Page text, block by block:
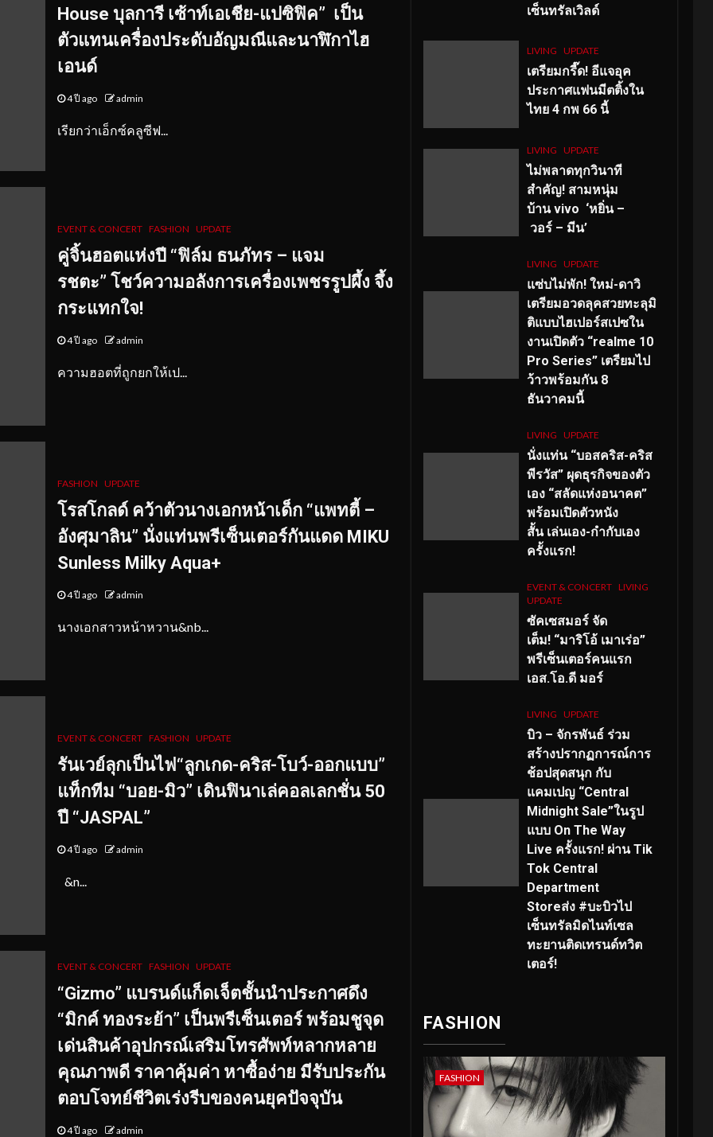
House บุลการี เซ้าท์เอเชีย-แปซิฟิค” เป็น
ตัวแทนเครื่องประดับอัญมณีและนาฬิกาไฮ
เอนด์
4 ปี ago admin
เรียกว่าเอ็กซ์คลูซีฟ...
EVENT & CONCERT FASHION UPDATE
คู่จิ้นฮอตแห่งปี “ฟิล์ม ธนภัทร – แจม
รชตะ” โชว์ความอลังการเครื่องเพชรรูปผึ้ง จึ้ง
กระแทกใจ!
4 ปี ago admin
ความฮอตที่ถูกยกให้เป...
FASHION UPDATE
โรสโกลด์ คว้าตัวนางเอกหน้าเด็ก “แพทตี้ –
อังศุมาลิน” นั่งแท่นพรีเซ็นเตอร์กันแดด MIKU
Sunless Milky Aqua+
4 ปี ago admin
นางเอกสาวหน้าหวาน&nb...
EVENT & CONCERT FASHION UPDATE
รันเวย์ลุกเป็นไฟ“ลูกเกด-คริส-โบว์-ออกแบบ”
แท็กทีม “บอย-มิว” เดินฟินาเล่คอลเลกชั่น 50
ปี “JASPAL”
4 ปี ago admin
&n...
EVENT & CONCERT FASHION UPDATE
“Gizmo” แบรนด์แก็ดเจ็ตชั้นนำประกาศดึง
“มิกค์ ทองระย้า” เป็นพรีเซ็นเตอร์ พร้อมชูจุด
เด่นสินค้าอุปกรณ์เสริมโทรศัพท์หลากหลาย
คุณภาพดี ราคาคุ้มค่า หาซื้อง่าย มีรับประกัน
ตอบโจทย์ชีวิตเร่งรีบของคนยุคปัจจุบัน
4 ปี ago admin
เซ็นทรัลเวิลด์
LIVING UPDATE
เตรียมกรี๊ด! อีแจอุค
ประกาศแฟนมีตติ้งใน
ไทย 4 กพ 66 นี้
LIVING UPDATE
ไม่พลาดทุกวินาที
สำคัญ! สามหนุ่ม
บ้าน vivo ‘หยิ่น –
วอร์ – มีน’
LIVING UPDATE
แซ่บไม่พัก! ใหม่-ดาวิ
เตรียมอวดลุคสวยทะลุมิ
ติแบบไฮเปอร์สเปซใน
งานเปิดตัว “realme 10
Pro Series” เตรียมไป
ว้าวพร้อมกัน 8
ธันวาคมนี้
LIVING UPDATE
นั่งแท่น “บอสคริส-คริส
พีรวัส” ผุดธุรกิจของตัว
เอง “สลัดแห่งอนาคต”
พร้อมเปิดตัวหนัง
สั้น เล่นเอง-กำกับเอง
ครั้งแรก!
EVENT & CONCERT LIVING
UPDATE
ซัคเซสมอร์ จัด
เต็ม! “มาริโอ้ เมาเร่อ”
พรีเซ็นเตอร์คนแรก
เอส.โอ.ดี มอร์
LIVING UPDATE
บิว – จักรพันธ์ ร่วม
สร้างปรากฏการณ์การ
ช้อปสุดสนุก กับ
แคมเปญ “Central
Midnight Sale”ในรูป
แบบ On The Way
Live ครั้งแรก! ผ่าน Tik
Tok Central
Department
Storeส่ง #บะบิวไป
เซ็นทรัลมิดไนท์เซล
ทะยานติดเทรนด์ทวิต
เตอร์!
FASHION
FASHION